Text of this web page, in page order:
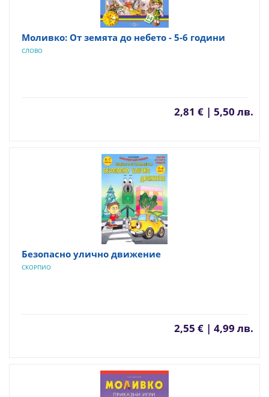
Моливко: От земята до небето - 5-6 години
СЛОВО
2,81 € | 5,50 лв.
Безопасно улично движение
СКОРПИО
2,55 € | 4,99 лв.